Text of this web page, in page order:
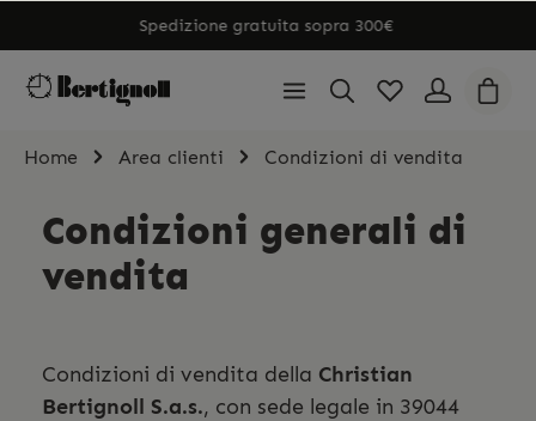
Spedizione gratuita sopra 300€
Home Area clienti Condizioni di vendita
Condizioni generali di
vendita
Condizioni di vendita della Christian
Bertignoll S.a.s., con sede legale in 39044